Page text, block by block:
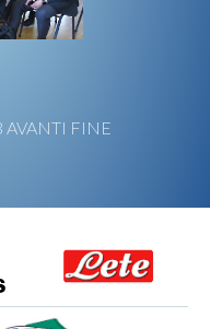
AVANTI FINE